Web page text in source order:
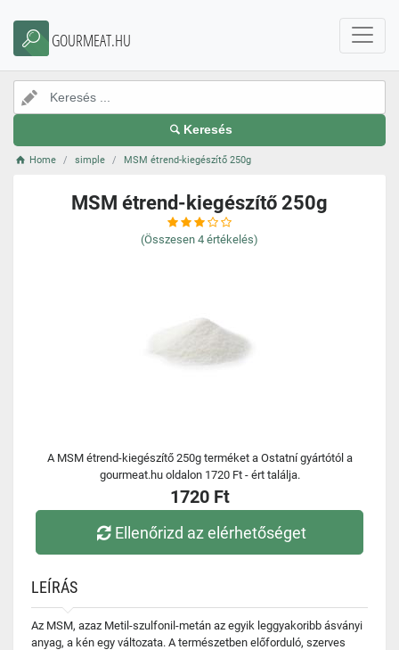
GOURMEAT.HU
Keresés
Home simple MSM étrend-kiegészítő 250g
MSM étrend-kiegészítő 250g
(Összesen 4 értékelés)
A MSM étrend-kiegészítő 250g terméket a Ostatní gyártótól a
gourmeat.hu oldalon 1720 Ft - ért találja.
1720 Ft
Ellenőrizd az elérhetőséget
LEÍRÁS
Az MSM, azaz Metil-szulfonil-metán az egyik leggyakoribb ásványi
anyag, a kén egy változata. A természetben előforduló, szerves